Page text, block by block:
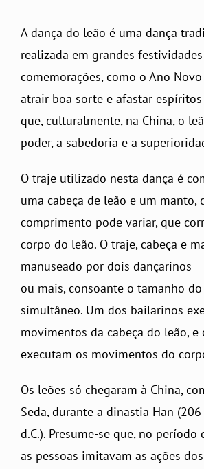
A dança do leão é uma dança
realizada em grandes
comemorações, como o Ano Novo
atrair boa sorte e afastar
que, culturalmente, na China, o
poder, a sabedoria e a
O traje utilizado nesta dança é
uma cabeça de leão e um manto,
comprimento pode variar, que
corpo do leão. O traje, cabeça e
manuseado por dois dançarinos
ou mais, consoante o tamanho
simultâneo. Um dos bailarinos
movimentos da cabeça do leão, e
executam os movimentos do
Os leões só chegaram à China,
Seda, durante a dinastia Han (206
d.C.). Presume-se que, no período
as pessoas imitavam as ações